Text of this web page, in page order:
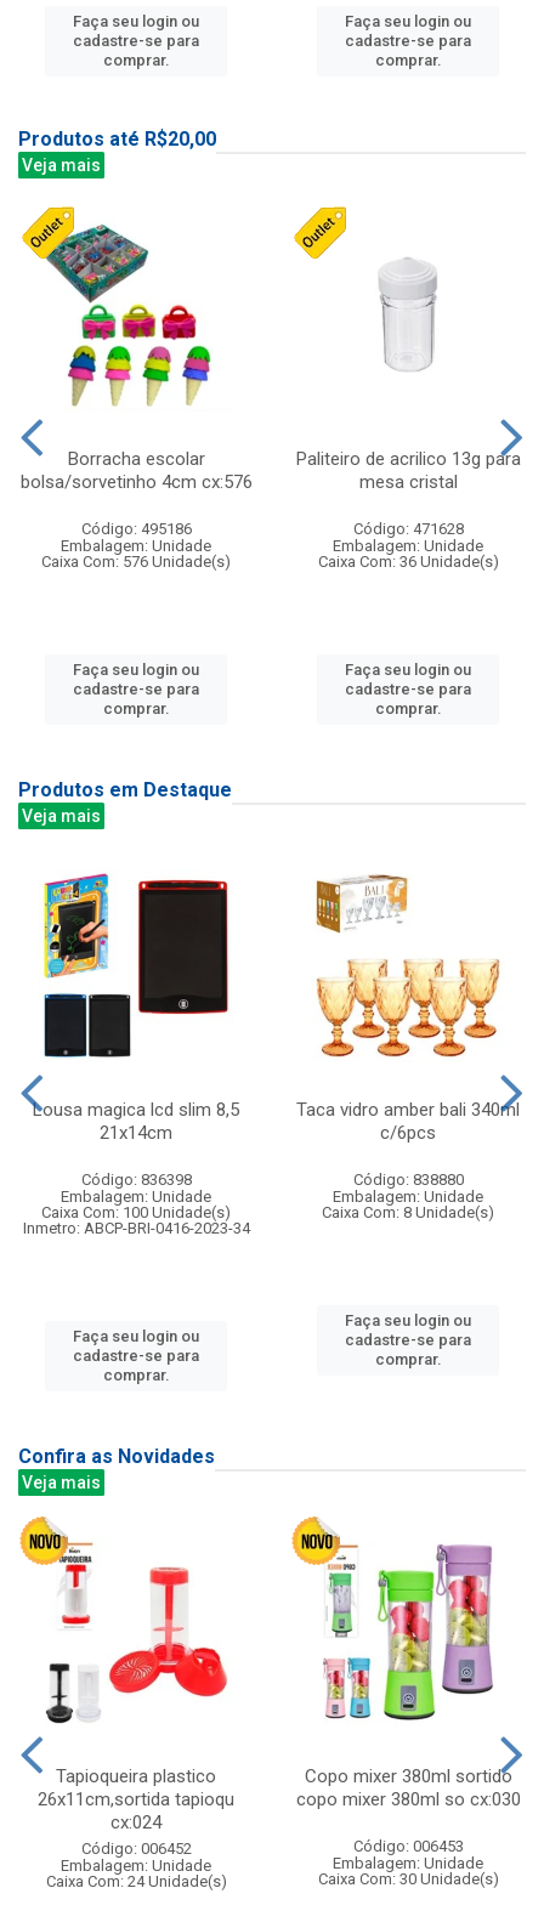
Faça seu login ou
cadastre-se para
comprar.
Faça seu login ou
cadastre-se para
comprar.
Produtos até R$20,00
Veja mais
Borracha escolar
bolsa/sorvetinho 4cm cx:576
Código: 495186
Embalagem: Unidade
Caixa Com: 576 Unidade(s)
Faça seu login ou
cadastre-se para
comprar.
Paliteiro de acrilico 13g para
mesa cristal
Código: 471628
Embalagem: Unidade
Caixa Com: 36 Unidade(s)
Faça seu login ou
cadastre-se para
comprar.
Produtos em Destaque
Veja mais
Lousa magica lcd slim 8,5
21x14cm
Código: 836398
Embalagem: Unidade
Caixa Com: 100 Unidade(s)
Inmetro: ABCP-BRI-0416-2023-34
Faça seu login ou
cadastre-se para
comprar.
Taca vidro amber bali 340ml
c/6pcs
Código: 838880
Embalagem: Unidade
Caixa Com: 8 Unidade(s)
Faça seu login ou
cadastre-se para
comprar.
Confira as Novidades
Veja mais
Tapioqueira plastico
26x11cm,sortida tapioqu
cx:024
Código: 006452
Embalagem: Unidade
Caixa Com: 24 Unidade(s)
Copo mixer 380ml sortido
copo mixer 380ml so cx:030
Código: 006453
Embalagem: Unidade
Caixa Com: 30 Unidade(s)